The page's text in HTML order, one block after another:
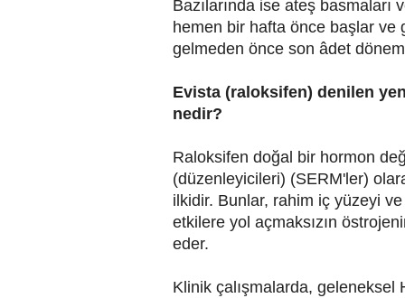
Bazılarında ise ateş
hemen bir hafta önce başlar ve
gelmeden önce son âdet
Evista (raloksifen) denilen
nedir?
Raloksifen doğal bir hormon
(düzenleyicileri) (SERM'ler)
ilkidir. Bunlar, rahim iç yüzeyi
etkilere yol açmaksızın
eder.
Klinik çalışmalarda,